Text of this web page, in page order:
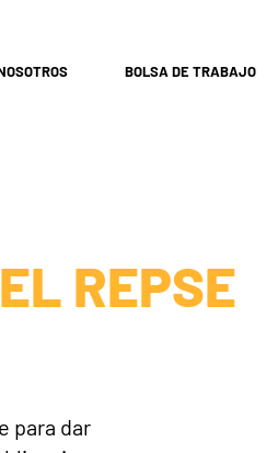
BOLSA DE TRABAJO
REPSE
para dar